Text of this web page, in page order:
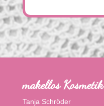
makellos Kosmetik
Tanja Schröder